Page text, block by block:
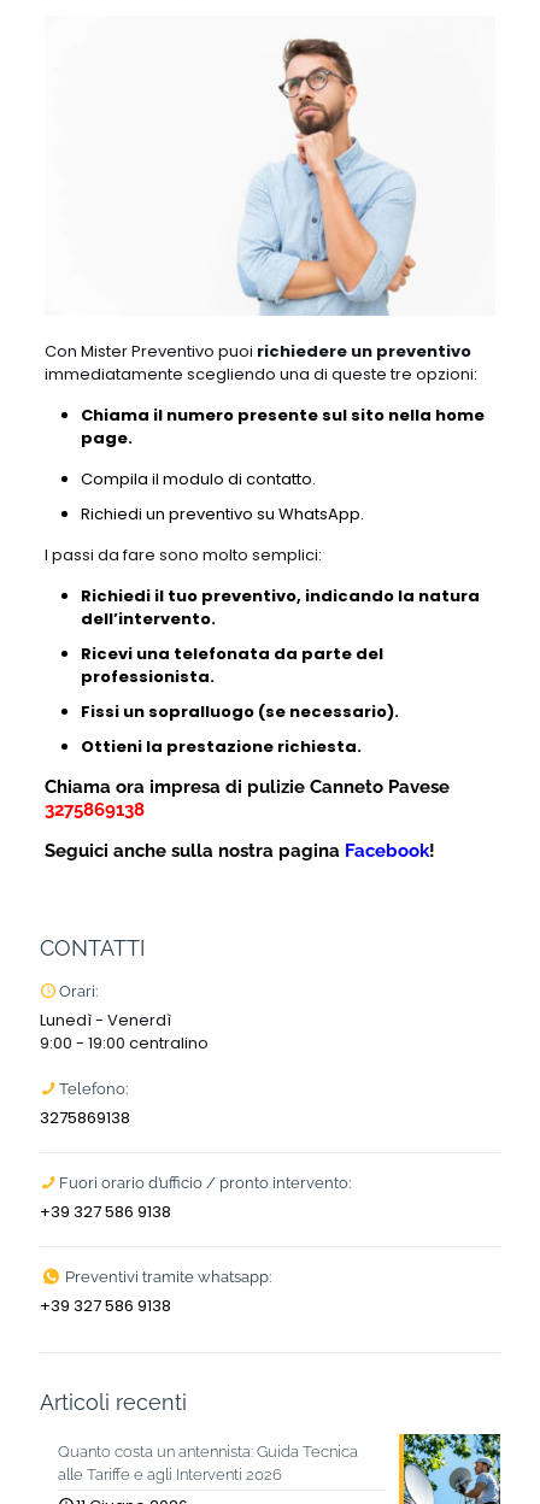
Con Mister Preventivo puoi richiedere un preventivo
immediatamente scegliendo una di queste tre opzioni:
Chiama il numero presente sul sito nella home
page.
Compila il modulo di contatto.
Richiedi un preventivo su WhatsApp.
I passi da fare sono molto semplici:
Richiedi il tuo preventivo, indicando la natura
dell’intervento.
Ricevi una telefonata da parte del
professionista.
Fissi un sopralluogo (se necessario).
Ottieni la prestazione richiesta.
Chiama ora impresa di pulizie Canneto Pavese
3275869138
Seguici anche sulla nostra pagina Facebook!
CONTATTI
Orari:
Lunedì - Venerdì
9:00 - 19:00 centralino
Telefono:
3275869138
Fuori orario d’ufficio / pronto intervento:
+39 327 586 9138
Preventivi tramite whatsapp:
+39 327 586 9138
Articoli recenti
Quanto costa un antennista: Guida Tecnica
alle Tariffe e agli Interventi 2026